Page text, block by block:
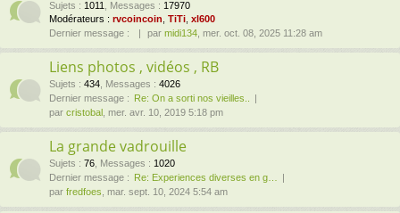
Sujets : 1011 Messages : 17970
Modérateurs : rvcoincoin TiTi xl600
Dernier message :
par midi134 , mer. oct. 08, 2025 11:28 am
Liens photos , vidéos , RB
Sujets : 434 Messages : 4026
Dernier message :
Re: On a sorti nos vieilles..
par cristobal , mer. avr. 10, 2019 5:18 pm
La grande vadrouille
Sujets : 76 Messages : 1020
Dernier message :
Re: Experiences diverses en g…
par fredfoes , mar. sept. 10, 2024 5:54 am